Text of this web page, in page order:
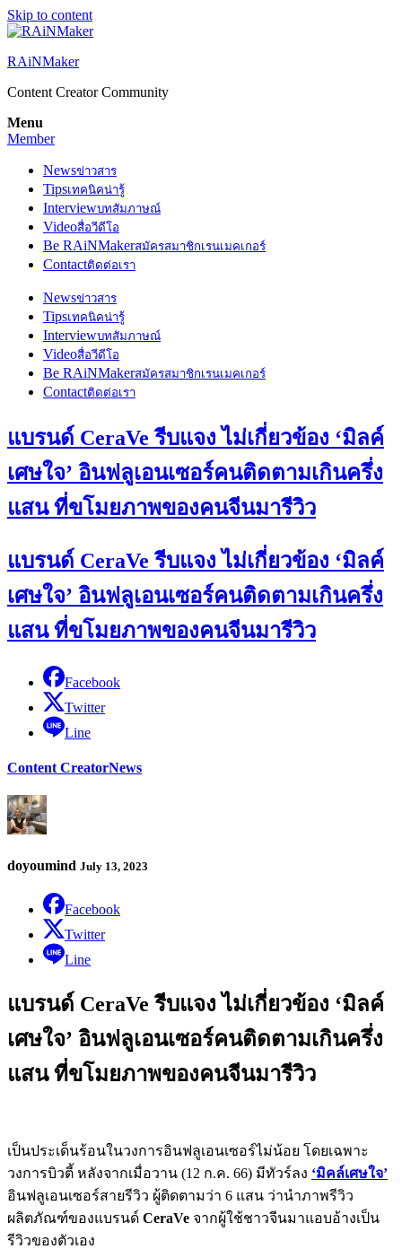
Skip to content
RAiNMaker
Content Creator Community
Menu
Member
Newsข่าวสาร
Tipsเทคนิคน่ารู้
Interviewบทสัมภาษณ์
Videoสื่อวีดีโอ
Be RAiNMakerสมัครสมาชิกเรนเมคเกอร์
Contactติดต่อเรา
Newsข่าวสาร
Tipsเทคนิคน่ารู้
Interviewบทสัมภาษณ์
Videoสื่อวีดีโอ
Be RAiNMakerสมัครสมาชิกเรนเมคเกอร์
Contactติดต่อเรา
แบรนด์ CeraVe รีบแจง ไม่เกี่ยวข้อง ‘มิลค์
เศษใจ’ อินฟลูเอนเซอร์คนติดตามเกินครึ่ง
แสน ที่ขโมยภาพของคนจีนมารีวิว
แบรนด์ CeraVe รีบแจง ไม่เกี่ยวข้อง ‘มิลค์
เศษใจ’ อินฟลูเอนเซอร์คนติดตามเกินครึ่ง
แสน ที่ขโมยภาพของคนจีนมารีวิว
Facebook
Twitter
Line
Content CreatorNews
doyoumind July 13, 2023
Facebook
Twitter
Line
แบรนด์ CeraVe รีบแจง ไม่เกี่ยวข้อง ‘มิลค์
เศษใจ’ อินฟลูเอนเซอร์คนติดตามเกินครึ่ง
แสน ที่ขโมยภาพของคนจีนมารีวิว
เป็นประเด็นร้อนในวงการอินฟลูเอนเซอร์ไม่น้อย โดยเฉพาะ
วงการบิวตี้ หลังจากเมื่อวาน (12 ก.ค. 66) มีทัวร์ลง ‘มิคล์เศษใจ’
อินฟลูเอนเซอร์สายรีวิว ผู้ติดตามว่า 6 แสน ว่านำภาพรีวิว
ผลิตภัณฑ์ของแบรนด์ CeraVe จากผู้ใช้ชาวจีนมาแอบอ้างเป็น
รีวิวของตัวเอง